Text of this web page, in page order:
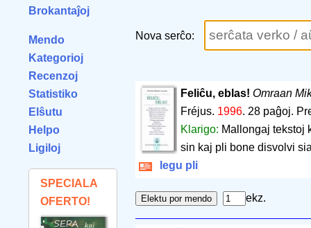
Brokantaĵoj
Mendo
Kategorioj
Recenzoj
Statistiko
Elŝutu
Helpo
Ligiloj
SPECIALA
OFERTO!
Nova serĉo:
Feliĉu, eblas! Omraan
Fréjus. 1996. 28 paĝoj.
Klarigo: Mallongaj tekstoj
sin kaj pli bone disvolvi
legu pli
ekz.